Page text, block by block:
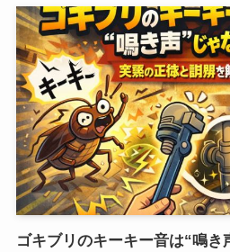
ゴキブリのキーキー音は“鳴